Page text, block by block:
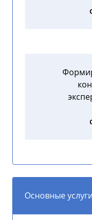
Основные